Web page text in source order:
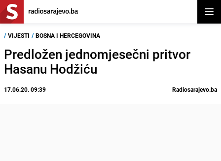
/ VIJESTI / BOSNA I HERCEGOVINA
Predložen jednomjesečni pritvor
Hasanu Hodžiću
17.06.20. 09:39 Radiosarajevo.ba